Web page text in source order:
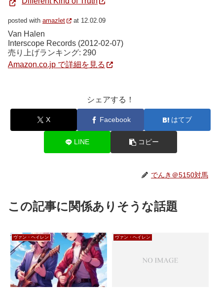
posted with amazlet at 12.02.09
Van Halen
Interscope Records (2012-02-07)
売り上げランキング: 290
Amazon.co.jp で詳細を見る
シェアする！
X Facebook はてブ
LINE コピー
でんき＠5150対馬
この記事に関係ありそうな話題
ヴァン・ヘイレン ヴァン・ヘイレン